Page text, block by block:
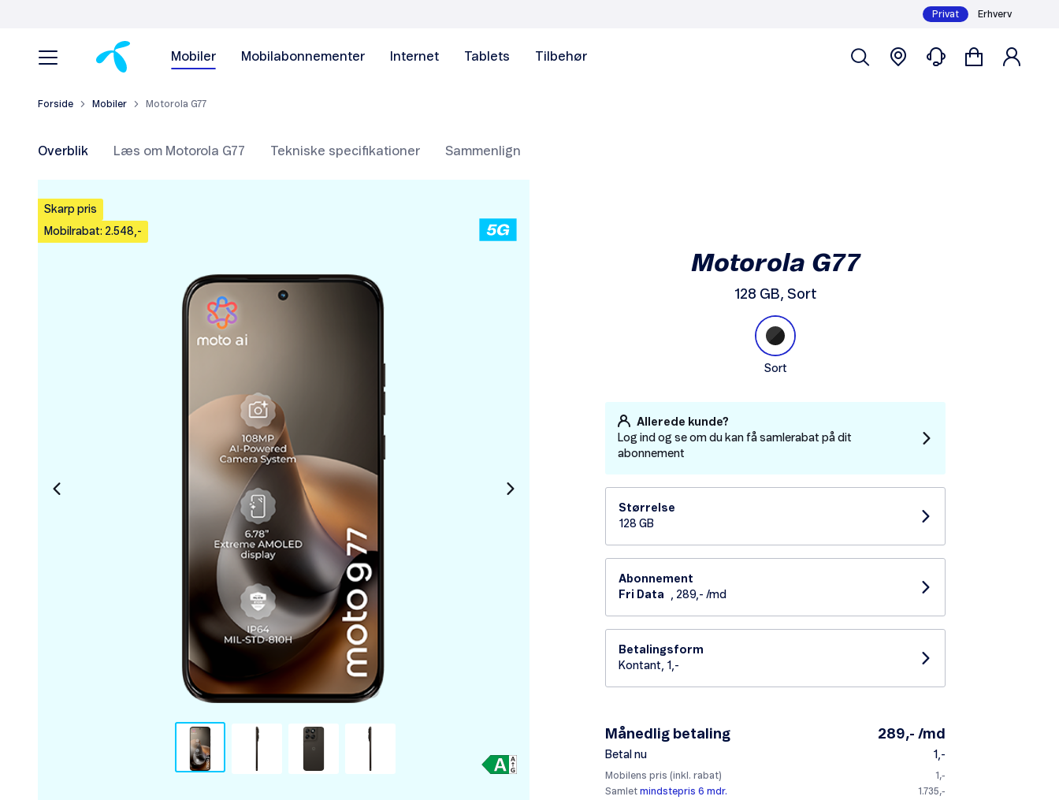
Privat Erhverv
Mobiler Mobilabonnementer Internet Tablets Tilbehør
Forside Mobiler Motorola G77
Overblik Læs om Motorola G77 Tekniske specifikationer Sammenlign
Skarp pris
Mobilrabat: 2.548,-
Motorola G77
128 GB, Sort
Sort
Allerede kunde?
Log ind og se om du kan få samlerabat på dit
abonnement
Størrelse
128 GB
Abonnement
Fri Data
, 289,- /md
Betalingsform
Kontant, 1,-
Månedlig betaling 289,- /md
Betal nu 1,-
Mobilens pris (inkl. rabat)
1,-
Samlet mindstepris 6 mdr. 1.735,-